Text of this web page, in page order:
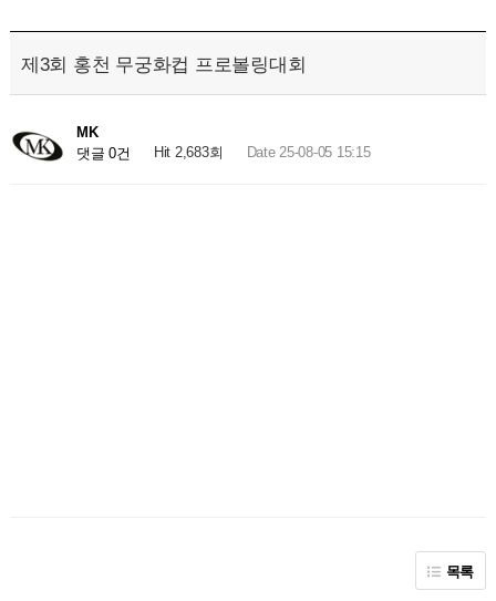
제3회 홍천 무궁화컵 프로볼링대회
MK
댓글 0건
Hit 2,683회 Date 25-08-05 15:15
목록